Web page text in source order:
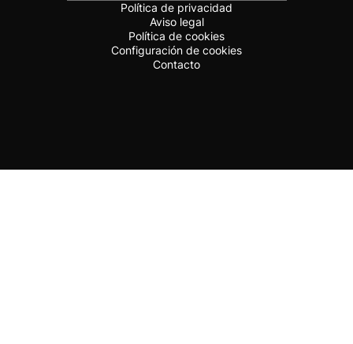
Política de privacidad
Aviso legal
Política de cookies
Configuración de cookies
Contacto